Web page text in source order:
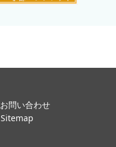
お問い合わせ
Sitemap